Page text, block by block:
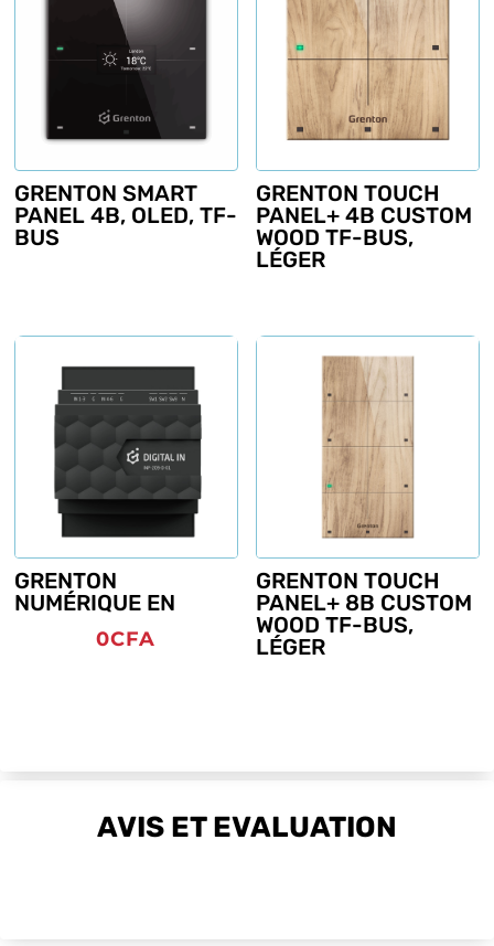
GRENTON SMART
PANEL 4B, OLED, TF-
BUS
GRENTON TOUCH
PANEL+ 4B CUSTOM
WOOD TF-BUS,
LÉGER
GRENTON
NUMÉRIQUE EN
0CFA
GRENTON TOUCH
PANEL+ 8B CUSTOM
WOOD TF-BUS,
LÉGER
AVIS ET EVALUATION